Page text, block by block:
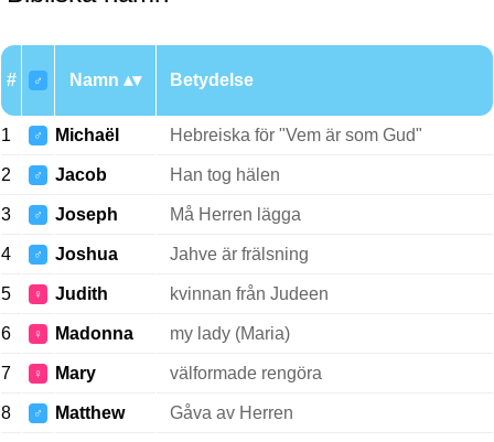
# ♂ Namn Betydelse
1 ♂ Michaël Hebreiska för "Vem är som Gud"
2 ♂ Jacob Han tog hälen
3 ♂ Joseph Må Herren lägga
4 ♂ Joshua Jahve är frälsning
5 ♀ Judith kvinnan från Judeen
6 ♀ Madonna my lady (Maria)
7 ♀ Mary välformade rengöra
8 ♂ Matthew Gåva av Herren